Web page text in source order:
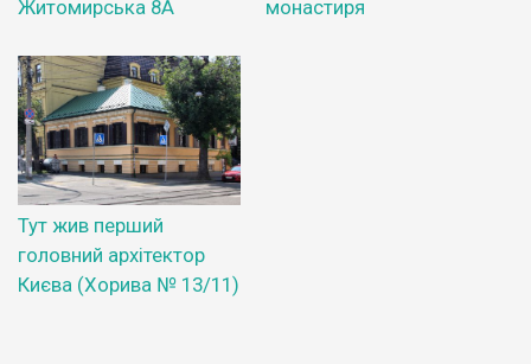
Житомирська 8А
монастиря
Тут жив перший
головний архітектор
Києва (Хорива № 13/11)